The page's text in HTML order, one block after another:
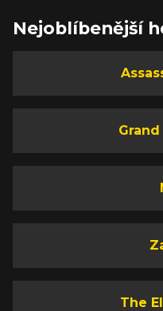
Nejoblíbenější
The